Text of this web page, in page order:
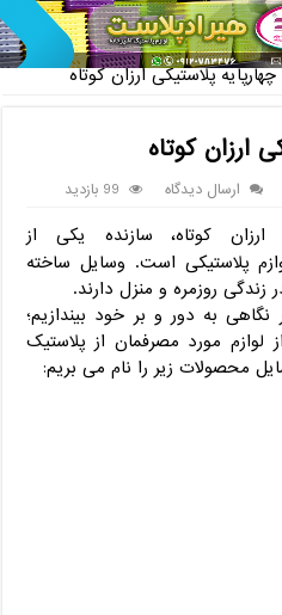
دار
پلاستیکی ارزان کوتاه
ارزان کوتاه
ارسال دیدگاه 99 بازدید
ارزان کوتاه، سازنده یکی از
پلاستیکی است. وسایل ساخته
روزمره و منزل دارند.
به دور و بر خود بیندازیم؛
مورد مصرفمان از پلاستیک
محصولات زیر را نام می بریم: